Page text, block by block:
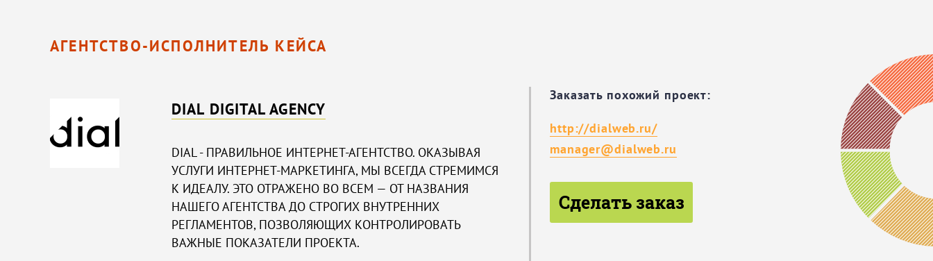
АГЕНТСТВО-ИСПОЛНИТЕЛЬ КЕЙСА
DIAL DIGITAL AGENCY
DIAL - ПРАВИЛЬНОЕ ИНТЕРНЕТ-АГЕНТСТВО. ОКАЗЫВАЯ
УСЛУГИ ИНТЕРНЕТ-МАРКЕТИНГА, МЫ ВСЕГДА СТРЕМИМСЯ
К ИДЕАЛУ. ЭТО ОТРАЖЕНО ВО ВСЕМ — ОТ НАЗВАНИЯ
НАШЕГО АГЕНТСТВА ДО СТРОГИХ ВНУТРЕННИХ
РЕГЛАМЕНТОВ, ПОЗВОЛЯЮЩИХ КОНТРОЛИРОВАТЬ
ВАЖНЫЕ ПОКАЗАТЕЛИ ПРОЕКТА.
Заказать похожий проект:
http://dialweb.ru/
manager@dialweb.ru
Сделать заказ